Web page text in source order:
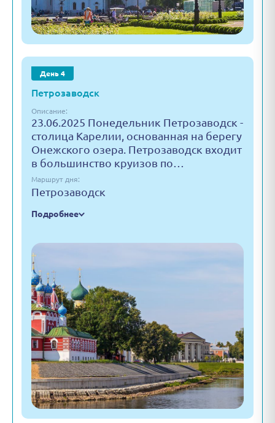
День 4
Петрозаводск
Описание:
23.06.2025 Понедельник Петрозаводск -
столица Карелии, основанная на берегу
Онежского озера. Петрозаводск входит
в большинство круизов по…
Маршрут дня:
Петрозаводск
Подробнее